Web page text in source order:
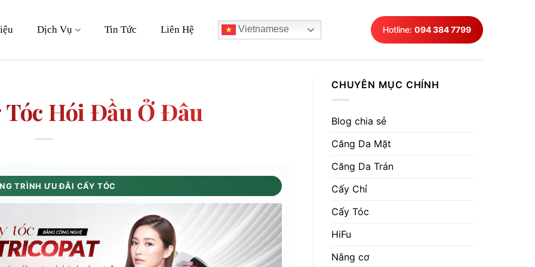
Dịch Vụ Tin Tức Liên Hệ Vietnamese Hotline: 094 384 7799
Tóc Hói Đầu Ở Đâu
TRÌNH ƯU ĐÃI CẤY TÓC
CHUYÊN MỤC CHÍNH
Blog chia sẻ
Căng Da Mặt
Căng Da Trán
Cấy Chỉ
Cấy Tóc
HiFu
Nâng cơ